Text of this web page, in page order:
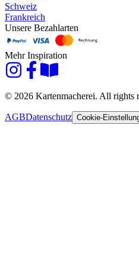
Schweiz
Frankreich
Unsere Bezahlarten
Mehr Inspiration
© 2026 Kartenmacherei. All rights
AGBDatenschutz Cookie-